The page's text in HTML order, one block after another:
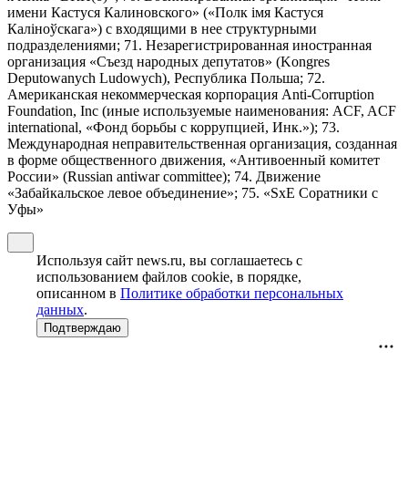
имени Кастуся Калиновского» («Полк iмя Кастуся
Калiноўскага») с входящими в нее структурными
подразделениями; 71. Незарегистрированная иностранная
организация «Съезд народных депутатов» (Kongres
Deputowanych Ludowych), Республика Польша; 72.
Американская некоммерческая корпорация Anti-Corruption
Foundation, Inc (иные используемые наименования: ACF, ACF
international, «Фонд борьбы с коррупцией, Инк.»); 73.
Международная неправительственная организация, созданная
в форме общественного движения, «Антивоенный комитет
России» (Russian antiwar committee); 74. Движение
«Забайкальское левое объединение»; 75. «SxE Соратники с
Уфы»
Используя сайт news.ru, вы соглашаетесь с
использованием файлов cookie, в порядке,
описанном в Политике обработки персональных
данных.
Подтверждаю